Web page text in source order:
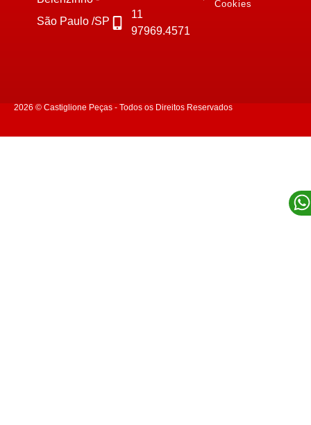
São Paulo /SP
11
97969.4571
Cookies
2026 © Castiglione Peças - Todos os Direitos Reservados